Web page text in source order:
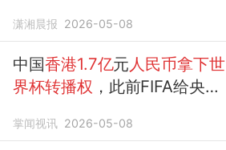
潇湘晨报 2026-05-08
中国香港1.7亿元人民币拿下世
界杯转播权 ，此前FIFA给央视
掌闻视讯 2026-05-08